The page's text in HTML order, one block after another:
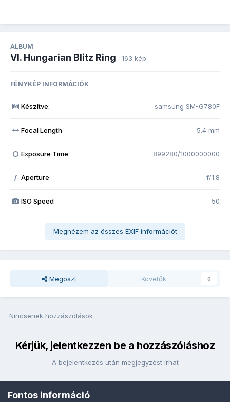
ALBUM
VI. Hungarian Blitz Ring · 163 kép
FÉNYKÉP INFORMÁCIÓK
Készítve: samsung SM-G780F
Focal Length 5.4 mm
Exposure Time 899280/1000000000
f Aperture f/1.8
ISO Speed 50
Megnézem az összes EXIF információt
Megoszt Követők 0
Nincsenek hozzászólások
Kérjük, jelentkezzen be a hozzászóláshoz
A bejelentkezés után megjegyzést írhat
Fontos információ